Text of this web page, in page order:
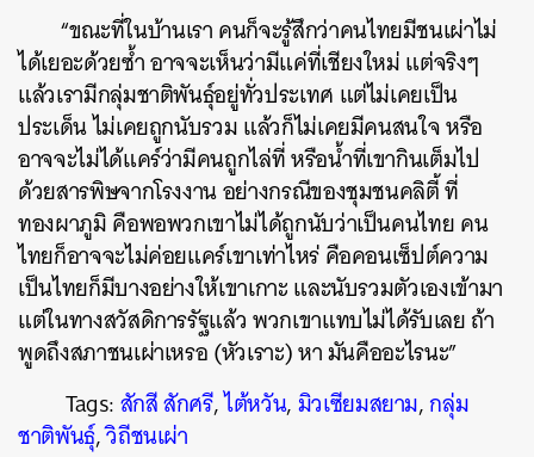
“ขณะที่ในบ้านเรา คนก็จะรู้สึกว่าคนไทยมีชนเผ่าไม่
ได้เยอะด้วยซ้ำ อาจจะเห็นว่ามีแค่ที่เชียงใหม่ แต่จริงๆ
แล้วเรามีกลุ่มชาติพันธุ์อยู่ทั่วประเทศ แต่ไม่เคยเป็น
ประเด็น ไม่เคยถูกนับรวม แล้วก็ไม่เคยมีคนสนใจ หรือ
อาจจะไม่ได้แคร์ว่ามีคนถูกไล่ที่ หรือน้ำที่เขากินเต็มไป
ด้วยสารพิษจากโรงงาน อย่างกรณีของชุมชนคลิตี้ ที่
ทองผาภูมิ คือพอพวกเขาไม่ได้ถูกนับว่าเป็นคนไทย คน
ไทยก็อาจจะไม่ค่อยแคร์เขาเท่าไหร่ คือคอนเซ็ปต์ความ
เป็นไทยก็มีบางอย่างให้เขาเกาะ และนับรวมตัวเองเข้ามา
แต่ในทางสวัสดิการรัฐแล้ว พวกเขาแทบไม่ได้รับเลย ถ้า
พูดถึงสภาชนเผ่าเหรอ (หัวเราะ) หา มันคืออะไรนะ”
Tags:สักสี สักศรี,ไต้หวัน,มิวเซียมสยาม,กลุ่ม
ชาติพันธุ์,วิถีชนเผ่า